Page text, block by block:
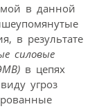
в данной
в результате
силовые
в цепях
угроз